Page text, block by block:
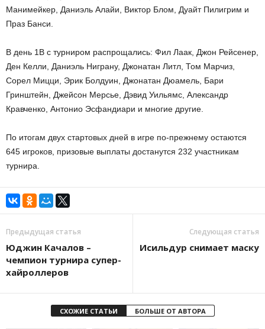
Манимейкер, Даниэль Алайи, Виктор Блом, Дуайт Пилигрим и
Праз Банси.
В день 1В с турниром распрощались: Фил Лаак, Джон Рейсенер,
Ден Келли, Даниэль Ниграну, Джонатан Литл, Том Марчиз,
Сорел Мицци, Эрик Болдуин, Джонатан Дюамель, Бари
Гринштейн, Джейсон Мерсье, Дэвид Уильямс, Александр
Кравченко, Антонио Эсфандиари и многие другие.
По итогам двух стартовых дней в игре по-прежнему остаются
645 игроков, призовые выплаты достанутся 232 участникам
турнира.
Предыдущая статья
Юджин Качалов –
чемпион турнира супер-
хайроллеров
Следующая статья
Исильдур снимает маску
СХОЖИЕ СТАТЬИ БОЛЬШЕ ОТ АВТОРА